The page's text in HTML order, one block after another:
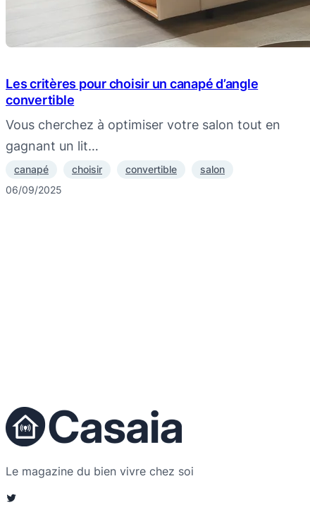
Les critères pour choisir un canapé d’angle
convertible
Vous cherchez à optimiser votre salon tout en
gagnant un lit…
canapé choisir convertible
salon
06/09/2025
Le magazine du bien vivre chez soi
Twitter